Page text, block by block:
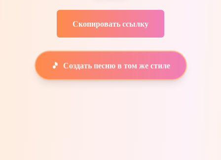
Скопировать ссылку
🎵 Создать песню в том же стиле